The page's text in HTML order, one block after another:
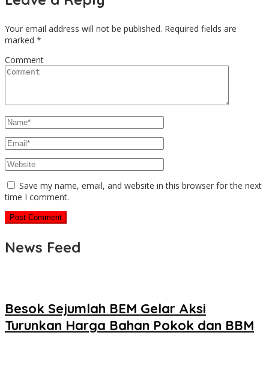
Your email address will not be published. Required fields are
marked *
Comment
Save my name, email, and website in this browser for the next
time I comment.
News Feed
Besok Sejumlah BEM Gelar Aksi
Turunkan Harga Bahan Pokok dan BBM